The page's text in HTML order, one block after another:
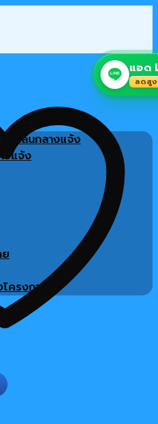
งเล่นกลางแจ้ง
งแจ้ง
ย
ครงการ
LINE แอด
ลดสู